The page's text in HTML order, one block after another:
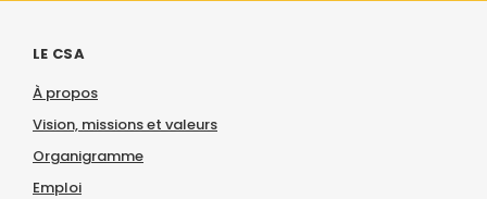
LE CSA
À propos
Vision, missions et valeurs
Organigramme
Emploi